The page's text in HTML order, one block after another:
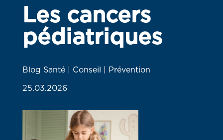
Les cancers
pédiatriques
Blog Santé | Conseil | Prévention
25.03.2026